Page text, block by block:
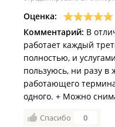
Оценка:
Комментарий: В
работает каждый
полностью, и
пользуюсь, ни разу
работающего
одного. + Можно
Спасибо 0